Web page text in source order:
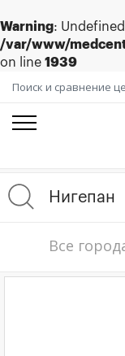
Warning:
/var/www/
on line 1939
Поиск и сравнение
Все